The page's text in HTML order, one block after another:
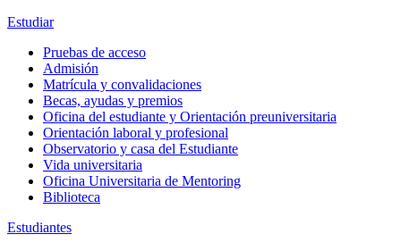
Estudiar
Pruebas de acceso
Admisión
Matrícula y convalidaciones
Becas, ayudas y premios
Oficina del estudiante y Orientación preuniversitaria
Orientación laboral y profesional
Observatorio y casa del Estudiante
Vida universitaria
Oficina Universitaria de Mentoring
Biblioteca
Estudiantes